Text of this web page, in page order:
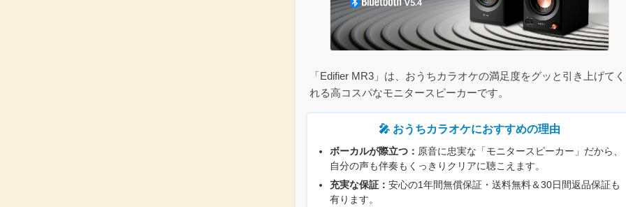
「Edifier MR3」は、おうちカラオケの満足度をグッと引き上げてく
れる高コスパなモニタースピーカーです。
🎤 おうちカラオケにおすすめの理由
ボーカルが際立つ： 原音に忠実な「モニタースピーカー」だから、
自分の声も伴奏もくっきりクリアに聴こえます。
充実な保証： 安心の1年間無償保証・送料無料＆30日間返品保証も
有ります。